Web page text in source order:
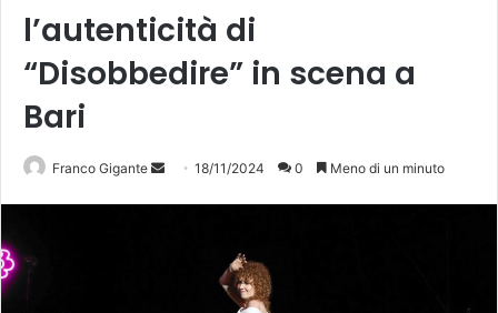
l’autenticità di
“Disobbedire” in scena a
Bari
Franco Gigante
Invia 18/11/2024 0 Meno di un minuto